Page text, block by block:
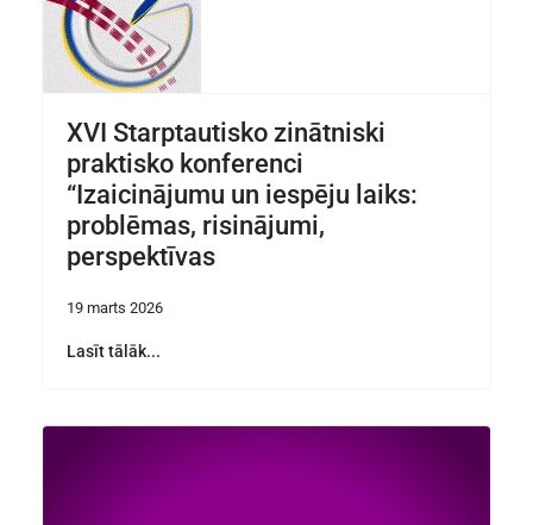
XVI Starptautisko zinātniski
praktisko konferenci
“Izaicinājumu un iespēju laiks:
problēmas, risinājumi,
perspektīvas
19 marts 2026
Lasīt tālāk...